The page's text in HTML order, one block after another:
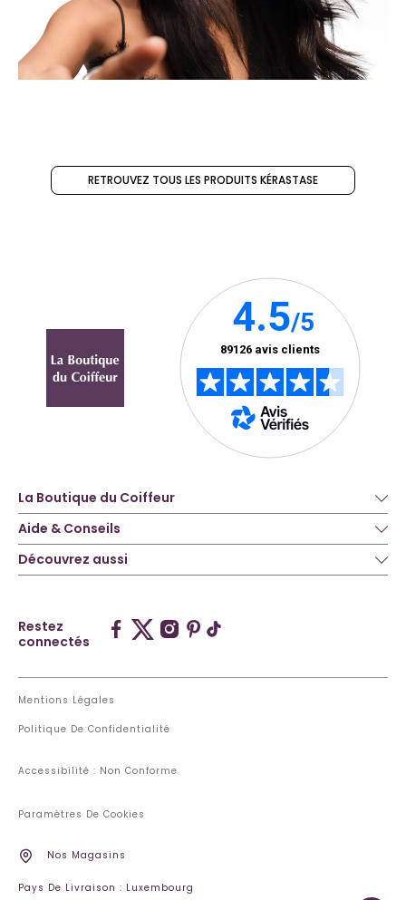
RETROUVEZ TOUS LES PRODUITS KÉRASTASE
La Boutique du Coiffeur
Aide & Conseils
Découvrez aussi
Restez
connectés
Mentions Légales
Politique De Confidentialité
Accessibilité : Non Conforme
Paramètres De Cookies
Nos Magasins
Pays De Livraison : Luxembourg